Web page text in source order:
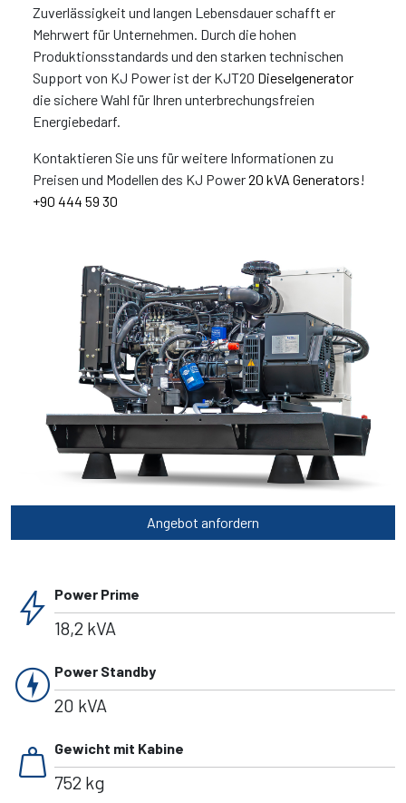
Zuverlässigkeit und langen Lebensdauer schafft er
Mehrwert für Unternehmen. Durch die hohen
Produktionsstandards und den starken technischen
Support von KJ Power ist der KJT20 Dieselgenerator
die sichere Wahl für Ihren unterbrechungsfreien
Energiebedarf.
Kontaktieren Sie uns für weitere Informationen zu
Preisen und Modellen des KJ Power20 kVA Generators!
+90 444 59 30
Angebot anfordern
bolt Power Prime
18,2 kVA
charger Power Standby
20 kVA
weight Gewicht mit Kabine
752 kg